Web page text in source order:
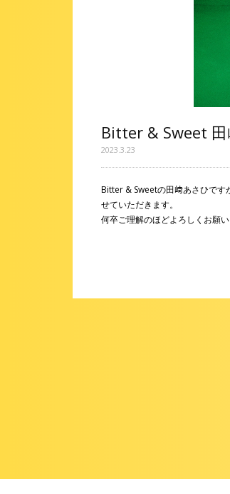
Bitter & Sweet
2023.3.23
Bitter & Sweetの田﨑あさひです
せていただきます。
何卒ご理解のほどよろしくお願い